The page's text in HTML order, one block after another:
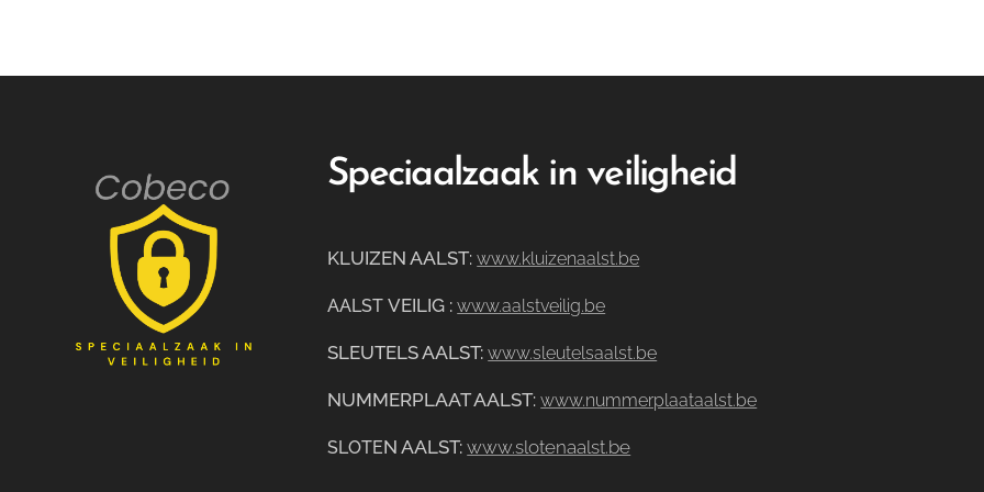
Speciaalzaak in veiligheid
KLUIZEN AALST:www.kluizenaalst.be
AALST VEILIG : www.aalstveilig.be
SLEUTELS AALST: www.sleutelsaalst.be
NUMMERPLAAT AALST:www.nummerplaataalst.be
SLOTEN AALST: www.slotenaalst.be